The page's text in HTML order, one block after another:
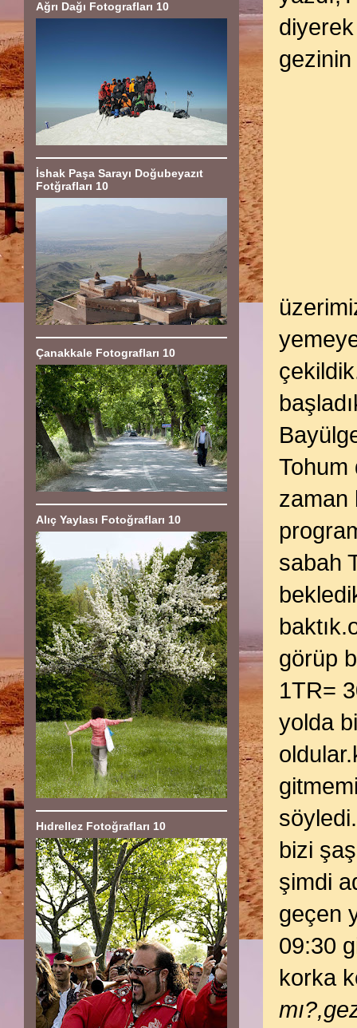
gezinin
Tohum
zaman
sabah
görüp
1TR=
yolda
bizi
şimdi
geçen
09:30
korka
Ağrı Dağı Fotografları 10
İshak Paşa Sarayı Doğubeyazıt
Fotğrafları 10
Çanakkale Fotografları 10
Alıç Yaylası Fotoğrafları 10
Hıdrellez Fotoğrafları 10